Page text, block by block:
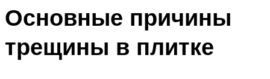
Основные причины
трещины в плитке